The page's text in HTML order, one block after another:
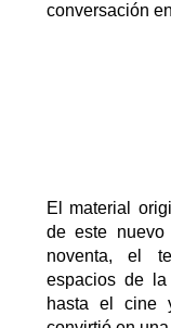
conversación
El material
de este
noventa, el
espacios de
hasta el cine